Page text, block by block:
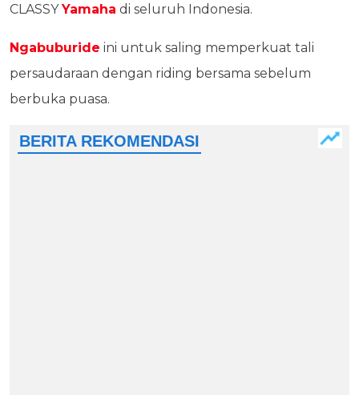
CLASSYYamaha di seluruh Indonesia.
Ngabuburide ini untuk saling memperkuat tali
persaudaraan dengan riding bersama sebelum
berbuka puasa.